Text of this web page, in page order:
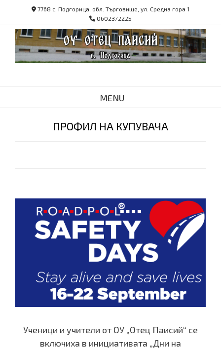
content
7768 с. Подгорица, обл. Търговище, ул. Средна гора 1
06023/2225
MENU
ПРОФИЛ НА КУПУВАЧА
Ученици и учители от ОУ „Отец Паисий“ се
включиха в инициативата „Дни на